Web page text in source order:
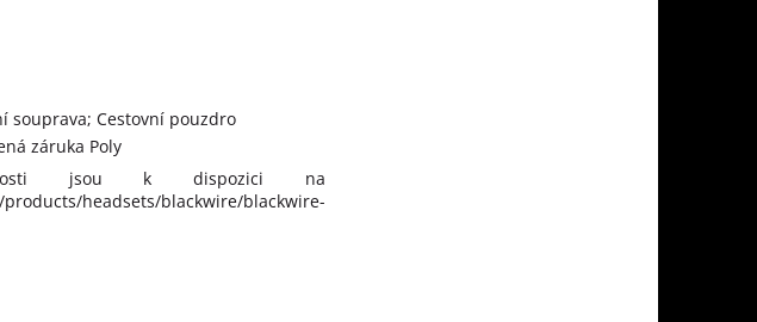
souprava; Cestovní pouzdro
záruka Poly
jsou k dispozici na
headsets/blackwire/blackwire-